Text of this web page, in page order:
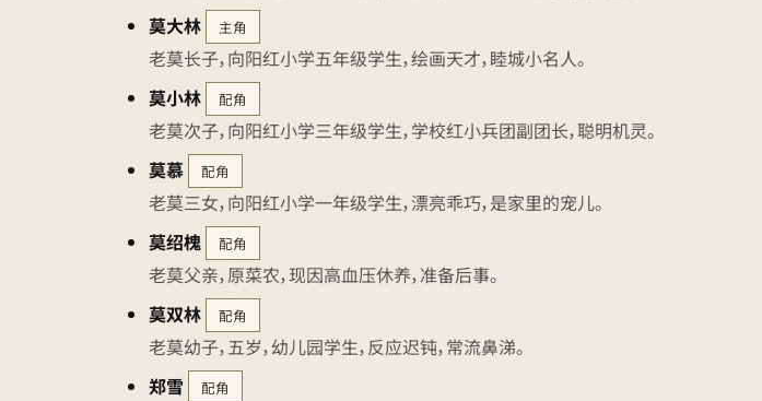
莫大林
主角
老莫长子，向阳红小学五年级学生，绘画天才，睦城小名人。
莫小林
配角
老莫次子，向阳红小学三年级学生，学校红小兵团副团长，聪明机灵。
莫慕
配角
老莫三女，向阳红小学一年级学生，漂亮乖巧，是家里的宠儿。
莫绍槐
配角
老莫父亲，原菜农，现因高血压休养，准备后事。
莫双林
配角
老莫幼子，五岁，幼儿园学生，反应迟钝，常流鼻涕。
郑雪
配角